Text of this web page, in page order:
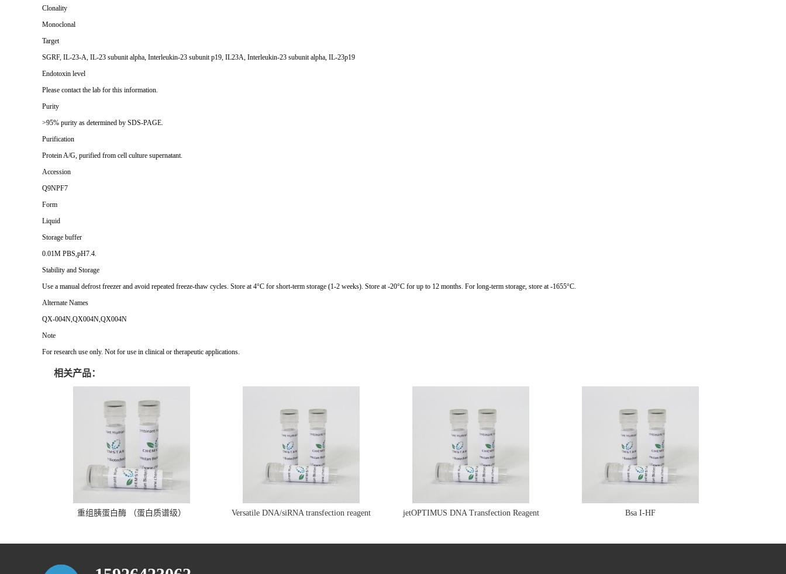
Clonality
Monoclonal
Target
SGRF, IL-23-A, IL-23 subunit alpha, Interleukin-23 subunit p19, IL23A, Interleukin-23 subunit alpha, IL-23p19
Endotoxin level
Please contact the lab for this information.
Purity
>95% purity as determined by SDS-PAGE.
Purification
Protein A/G, purified from cell culture supernatant.
Accession
Q9NPF7
Form
Liquid
Storage buffer
0.01M PBS,pH7.4.
Stability and Storage
Use a manual defrost freezer and avoid repeated freeze-thaw cycles. Store at 4°C for short-term storage (1-2 weeks). Store at -20°C for up to 12 months. For long-term storage, store at -1655°C.
Alternate Names
QX-004N,QX004N,QX004N
Note
For research use only. Not for use in clinical or therapeutic applications.
相关产品：
重组胰蛋白酶 （蛋白质谱级）
Versatile DNA/siRNA transfection reagent
jetOPTIMUS DNA Transfection Reagent Bsa I-HF